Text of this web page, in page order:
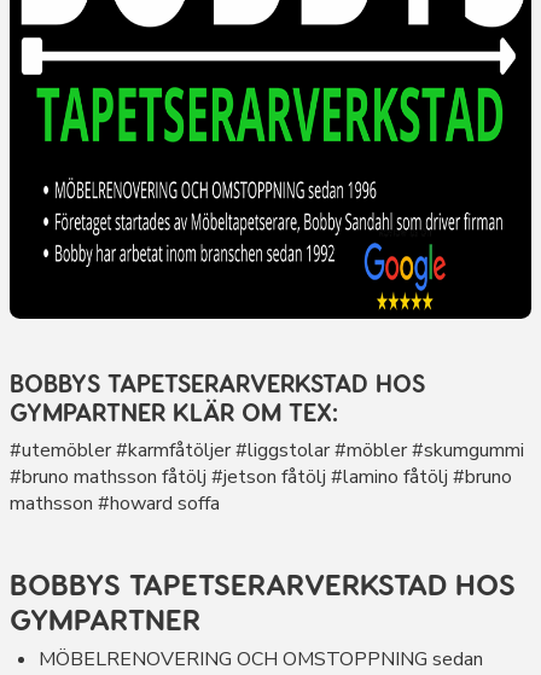
BOBBYS TAPETSERARVERKSTAD HOS
GYMPARTNER KLÄR OM TEX:
#utemöbler #karmfåtöljer #liggstolar #möbler #skumgummi
#bruno mathsson fåtölj #jetson fåtölj #lamino fåtölj #bruno
mathsson #howard soffa
BOBBYS TAPETSERARVERKSTAD HOS
GYMPARTNER
MÖBELRENOVERING OCH OMSTOPPNING sedan